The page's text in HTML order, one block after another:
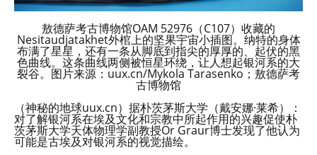
敖德萨考古博物馆OAM 52976（C107）收藏的
Nesitaudjatakhet外棺上的坚果宇宙小插图。纳特的身体
布满了星星，还有一条从脚底到指尖的厚厚的、起伏的黑
色曲线。这条曲线两侧被恒星环绕，让人想起银河系的大
裂谷。图片来源：uux.cn/Mykola Tarasenko；敖德萨考
古博物馆
（神秘的地球uux.cn）据朴茨茅斯大学（戴安娜·莱希）：
对了解银河系在埃及文化和宗教中所起作用的兴趣促使朴
茨茅斯大学天体物理学副教授Or Graur博士发现了他认为
可能是古埃及对银河系的视觉描绘。